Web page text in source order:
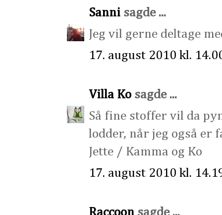
Sanni sagde ...
Jeg vil gerne deltage
17. august 2010 kl.
Villa Ko sagde ...
Så fine stoffer vil da
lodder, når jeg også er
Jette / Kamma og Ko
17. august 2010 kl.